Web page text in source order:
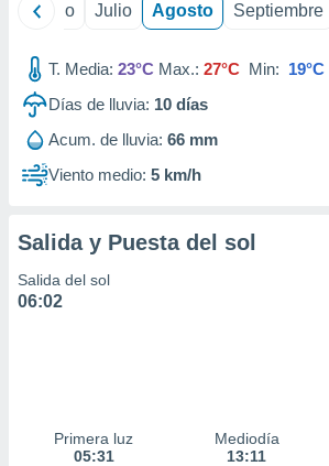
Junio Julio Agosto Septiembre
T. Media: 23°C Max.: 27°C Min: 19°C
Días de lluvia: 10 días
Acum. de lluvia: 66 mm
Viento medio: 5 km/h
Salida y Puesta del sol
Salida del sol
06:02
Primera luz
05:31
Mediodía
13:11